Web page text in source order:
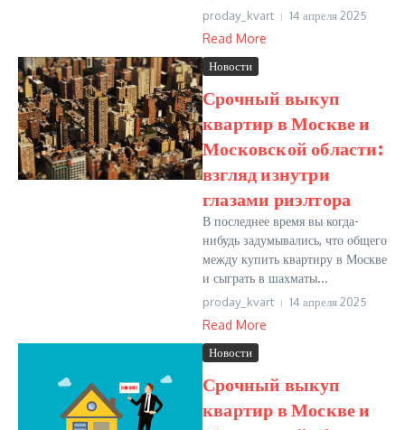
proday_kvart 14 апреля 2025
Read More
Новости
Срочный выкуп
квартир в Москве и
Московской области:
взгляд изнутри
глазами риэлтора
В последнее время вы когда-
нибудь задумывались, что общего
между купить квартиру в Москве
и сыграть в шахматы...
proday_kvart 14 апреля 2025
Read More
Новости
Срочный выкуп
квартир в Москве и